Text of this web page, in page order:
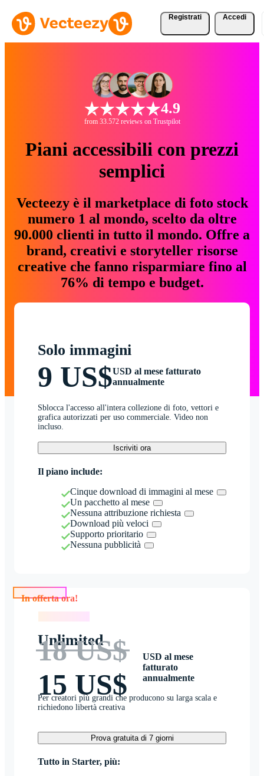
Registrati Accedi
4.9
from 33.572 reviews on Trustpilot
Piani accessibili con prezzi
semplici
Vecteezy è il marketplace di foto stock
numero 1 al mondo, scelto da oltre
90.000 clienti in tutto il mondo. Offre a
brand, creativi e storyteller risorse
creative che fanno risparmiare fino al
76% di tempo e budget.
Solo immagini
9 US$USD al mese fatturato
annualmente
Sblocca l'accesso all'intera collezione di foto, vettori e
grafica autorizzati per uso commerciale. Video non
incluso.
Iscriviti ora
Il piano include:
Cinque download di immagini al mese
Un pacchetto al mese
Nessuna attribuzione richiesta
Download più veloci
Supporto prioritario
Nessuna pubblicità
Unlimited
18 US$
15 US$
USD al mese
fatturato
annualmente
Per creatori più grandi che producono su larga scala e
richiedono libertà creativa
Prova gratuita di 7 giorni
Tutto in Starter, più: